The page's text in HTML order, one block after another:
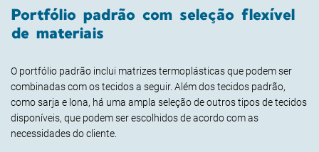
Portfólio padrão com seleção flexível
de materiais
O portfólio padrão inclui matrizes termoplásticas que podem ser
combinadas com os tecidos a seguir. Além dos tecidos padrão,
como sarja e lona, há uma ampla seleção de outros tipos de tecidos
disponíveis, que podem ser escolhidos de acordo com as
necessidades do cliente.